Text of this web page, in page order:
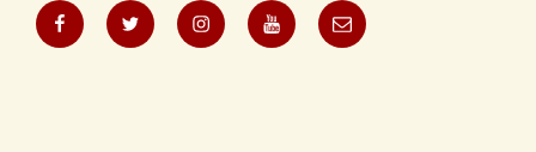
FacebookTwitter InstagramYouTubeE-
Mail